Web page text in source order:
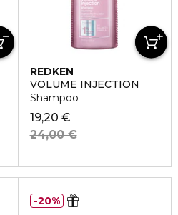
REDKEN
VOLUME INJECTION
Shampoo
19,20 €
24,00 €
20%